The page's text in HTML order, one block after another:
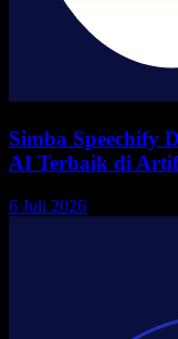
Simba Speechify
AI Terbaik di
6 Juli 2026